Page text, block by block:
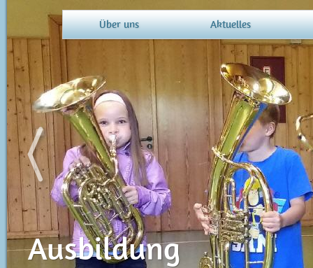
Ausbildung
Über uns Aktuelles
MV Quirinis